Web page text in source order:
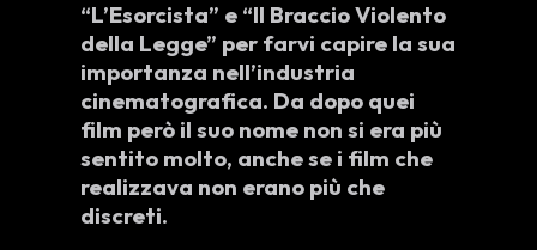
“L’Esorcista” e “Il Braccio Violento
della Legge” per farvi capire la sua
importanza nell’industria
cinematografica. Da dopo quei
film però il suo nome non si era più
sentito molto, anche se i film che
realizzava non erano più che
discreti.